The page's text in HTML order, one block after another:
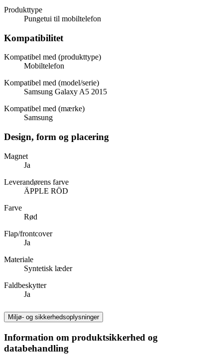
Produkttype
Pungetui til mobiltelefon
Kompatibilitet
Kompatibel med (produkttype)
Mobiltelefon
Kompatibel med (model/serie)
Samsung Galaxy A5 2015
Kompatibel med (mærke)
Samsung
Design, form og placering
Magnet
Ja
Leverandørens farve
ÄPPLE RÖD
Farve
Rød
Flap/frontcover
Ja
Materiale
Syntetisk læder
Faldbeskytter
Ja
Miljø- og sikkerhedsoplysninger
Information om produktsikkerhed og
databehandling